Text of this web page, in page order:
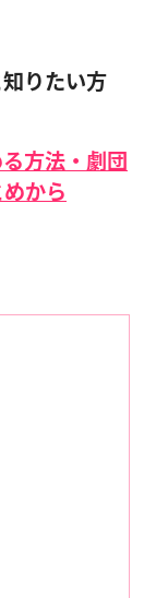
りたい方
方法・劇団
から